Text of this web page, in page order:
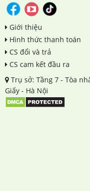
Giới thiệu
Hình thức thanh toán
CS đổi và trả
CS cam kết đầu ra
Trụ sở: Tầng 7 - Tòa
Giấy - Hà Nội